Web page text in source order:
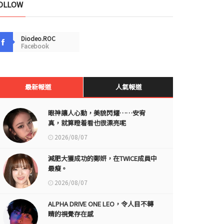
Diodeo.ROC
Facebook
最新報道 人氣報道
眼神讓人心動，美貌閃耀……安宥
真，就算瞪着看也很漂亮呢
2026/08/07
減肥大獲成功的鄭妍，在TWICE成員中
最瘦。
2026/08/07
ALPHA DRIVE ONE LEO，令人目不轉
睛的視覺存在感